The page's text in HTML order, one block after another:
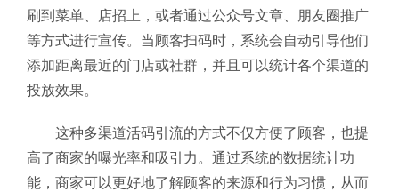
刷到菜单、店招上，或者通过公众号文章、朋友圈推广
等方式进行宣传。当顾客扫码时，系统会自动引导他们
添加距离最近的门店或社群，并且可以统计各个渠道的
投放效果。
这种多渠道活码引流的方式不仅方便了顾客，也提
高了商家的曝光率和吸引力。通过系统的数据统计功
能，商家可以更好地了解顾客的来源和行为习惯，从而